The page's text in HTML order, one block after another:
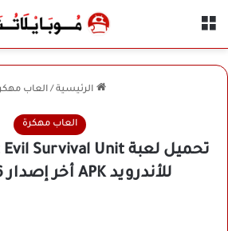
الرئيسية / العاب
العاب مهكرة
للأندرويد APK أخر إصدار 2026 مجانًا